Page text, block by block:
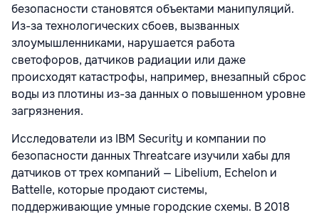
безопасности становятся объектами манипуляций.
Из-за технологических сбоев, вызванных
злоумышленниками, нарушается работа
светофоров, датчиков радиации или даже
происходят катастрофы, например, внезапный сброс
воды из плотины из-за данных о повышенном уровне
загрязнения.
Исследователи из IBM Security и компании по
безопасности данных Threatcare изучили хабы для
датчиков от трех компаний — Libelium, Echelon и
Battelle, которые продают системы,
поддерживающие умные городские схемы. В 2018